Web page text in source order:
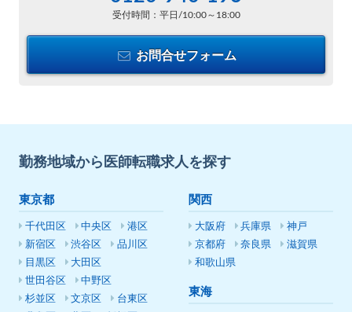
受付時間：平日/10:00～18:00
お問合せフォーム
勤務地域から医師転職求人を探す
東京都
千代田区 中央区
港区
新宿区
渋谷区
品川区
目黒区
大田区
世田谷区
中野区
杉並区
文京区
台東区
関西
大阪府 兵庫県
神戸
京都府
奈良県
滋賀県
和歌山県
東海